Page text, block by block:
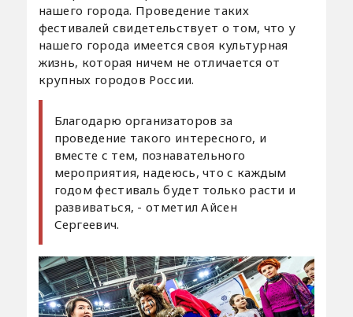
нашего города. Проведение таких
фестивалей свидетельствует о том, что у
нашего города имеется своя культурная
жизнь, которая ничем не отличается от
крупных городов России.
Благодарю организаторов за
проведение такого интересного, и
вместе с тем, познавательного
мероприятия, надеюсь, что с каждым
годом фестиваль будет только расти и
развиваться, - отметил Айсен
Сергеевич.